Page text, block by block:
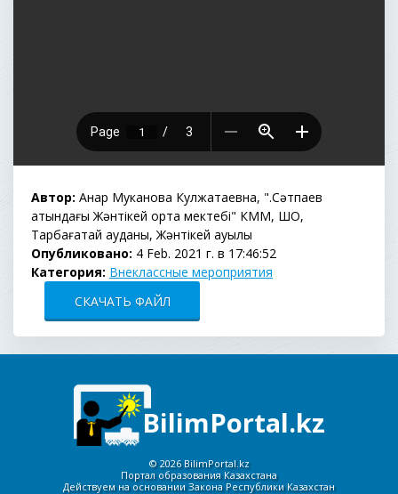
Автор: Анар Муканова Кулжатаевна, "Қ.Сәтпаев
атындағы Жәнтікей орта мектебі" КММ, ШҚО,
Тарбағатай ауданы, Жәнтікей ауылы
Опубликовано: 4 Feb. 2021 г. в 17:46:52
Категория: Внеклассные мероприятия
СКАЧАТЬ ФАЙЛ
BilimPortal.kz
©2026 BilimPortal.kz
Портал образования Казахстана
Действуем на основании Закона Республики Казахстан